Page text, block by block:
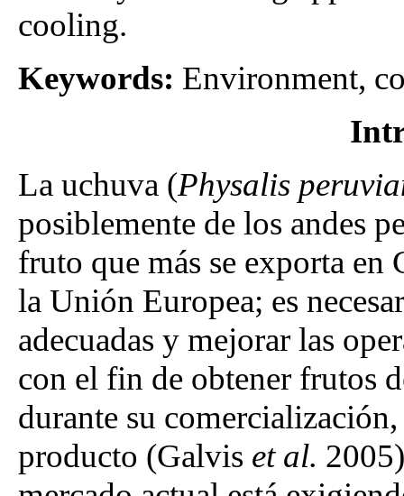
cooling.
Keywords: Environment,
La uchuva (Physalis
posiblemente de los andes
fruto que más se exporta
la Unión Europea; es
adecuadas y mejorar las
con el fin de obtener frutos
durante su
producto (Galvis et al.